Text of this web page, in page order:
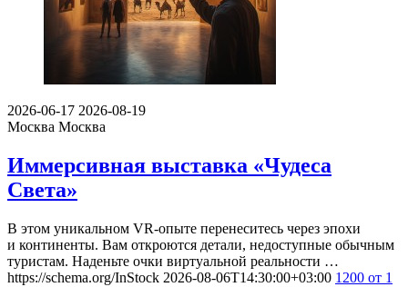
2026-06-17 2026-08-19
Москва Москва
Иммерсивная выставка «Чудеса
Света»
В этом уникальном VR-опыте перенеситесь через эпохи
и континенты. Вам откроются детали, недоступные обычным
туристам. Наденьте очки виртуальной реальности …
https://schema.org/InStock 2026-08-06T14:30:00+03:00 1200 от 1